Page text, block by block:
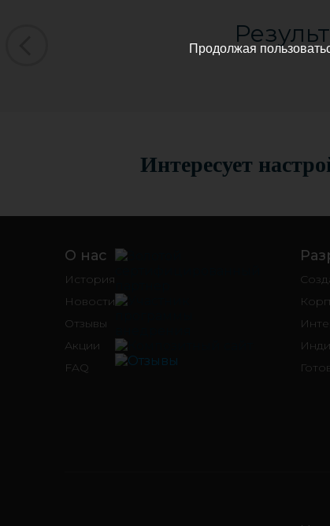
Интересует
О нас
История
Новости
Отзывы
Акции
FAQ
Продолжая